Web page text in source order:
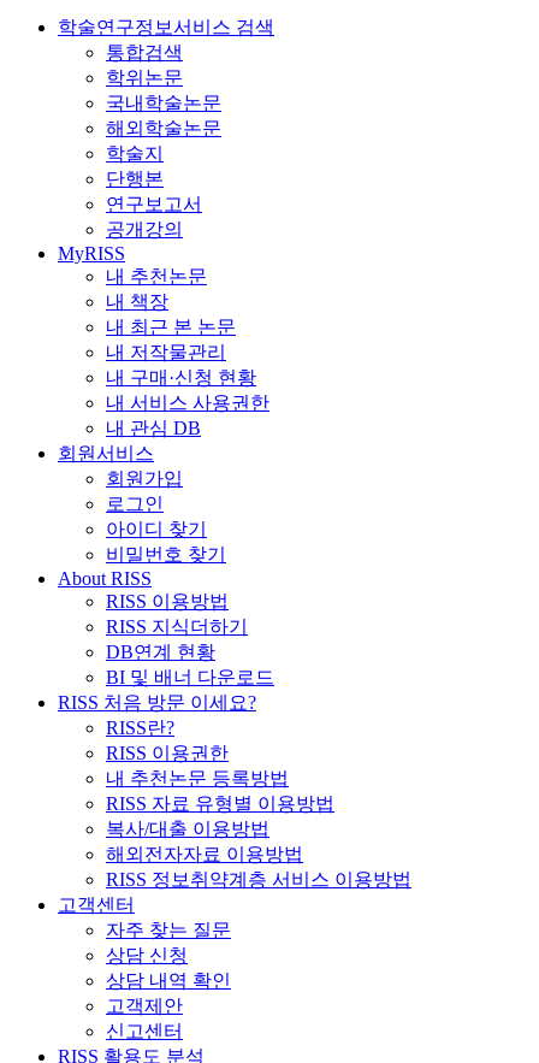
학술연구정보서비스 검색
통합검색
학위논문
국내학술논문
해외학술논문
학술지
단행본
연구보고서
공개강의
MyRISS
내 추천논문
내 책장
내 최근 본 논문
내 저작물관리
내 구매·신청 현황
내 서비스 사용권한
내 관심 DB
회원서비스
회원가입
로그인
아이디 찾기
비밀번호 찾기
About RISS
RISS 이용방법
RISS 지식더하기
DB연계 현황
BI 및 배너 다운로드
RISS 처음 방문 이세요?
RISS란?
RISS 이용권한
내 추천논문 등록방법
RISS 자료 유형별 이용방법
복사/대출 이용방법
해외전자자료 이용방법
RISS 정보취약계층 서비스 이용방법
고객센터
자주 찾는 질문
상담 신청
상담 내역 확인
고객제안
신고센터
RISS 활용도 분석